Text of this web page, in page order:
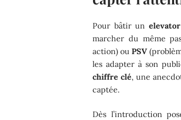
Pour bâtir un
marcher du même
action) ouPSV
les adapter à son
chiffre clé, une
captée.
Dès l’introduction